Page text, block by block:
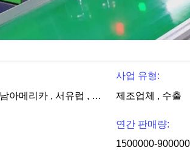
북아메리카 , 남아메리카 , 서유럽 , 동유럽 , 동남 아시아 , 중동 , 오세아니아 , 전세계
사업 유형:
제조업체 , 수출
연간 판매량:
1500000-